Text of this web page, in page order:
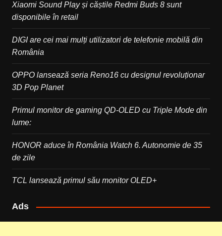
Xiaomi Sound Play și căștile Redmi Buds 8 sunt
disponibile în retail
DIGI are cei mai mulți utilizatori de telefonie mobilă din
România
OPPO lansează seria Reno16 cu designul revoluționar
3D Pop Planet
Primul monitor de gaming QD-OLED cu Triple Mode din
lume:
HONOR aduce în România Watch 6. Autonomie de 35
de zile
TCL lansează primul său monitor OLED+
Ads